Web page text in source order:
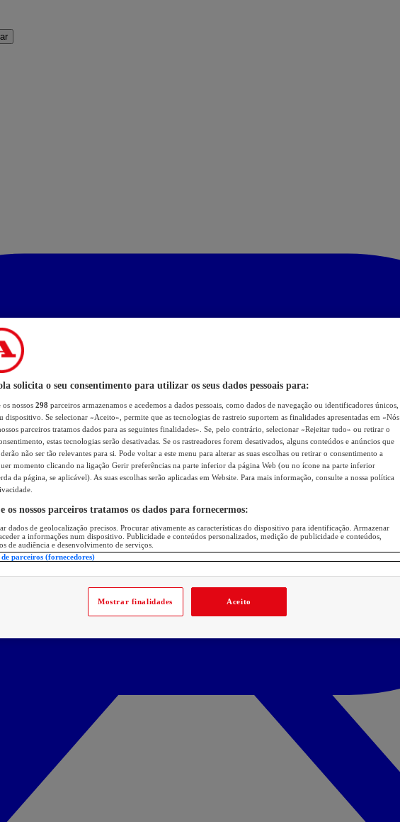
solicita o seu consentimento para utilizar os seus dados pessoais para:
os nossos 298 parceiros armazenamos e acedemos a dados pessoais, como dados de navegação ou identificadores únicos,
dispositivo. Se selecionar «Aceito», permite que as tecnologias de rastreio suportem as finalidades apresentadas em «Nós
parceiros tratamos dados para as seguintes finalidades». Se, pelo contrário, selecionar «Rejeitar tudo» ou retirar o
estas tecnologias serão desativadas. Se os rastreadores forem desativados, alguns conteúdos e anúncios que
não ser tão relevantes para si. Pode voltar a este menu para alterar as suas escolhas ou retirar o consentimento a
momento clicando na ligação Gerir preferências na parte inferior da página Web (ou no ícone na parte inferior
da página, se aplicável). As suas escolhas serão aplicadas em Website. Para mais informação, consulte a nossa política
os nossos parceiros tratamos os dados para fornecermos:
dados de geolocalização precisos. Procurar ativamente as características do dispositivo para identificação. Armazenar
a informações num dispositivo. Publicidade e conteúdos personalizados, medição de publicidade e conteúdos,
de audiência e desenvolvimento de serviços.
parceiros (fornecedores)
Mostrar finalidades Aceito